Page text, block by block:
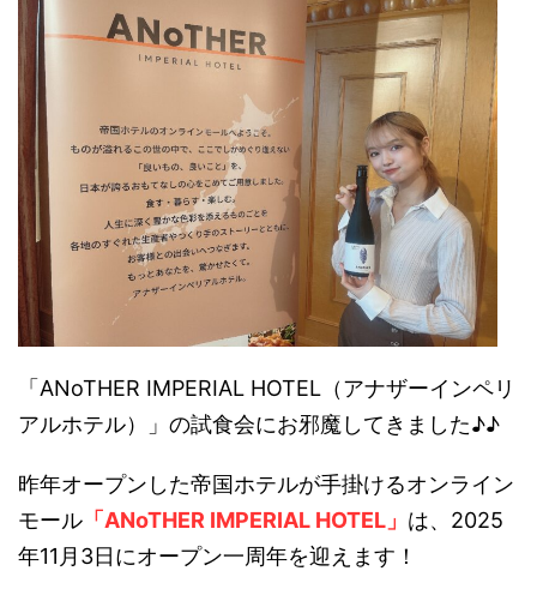
「ANoTHER IMPERIAL HOTEL（アナザーインペリ
アルホテル）」の試食会にお邪魔してきました♪♪
昨年オープンした帝国ホテルが手掛けるオンライン
モール 「ANoTHER IMPERIAL HOTEL」 は、2025
年11月3日にオープン一周年を迎えます！